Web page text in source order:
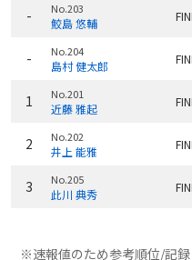
- No.203
鮫島 悠輔
- No.204
島村 健太郎
1 No.201
近藤 雅起
2 No.202
井上 能雅
3 No.205
此川 典秀
※速報値のため参考順位/記録